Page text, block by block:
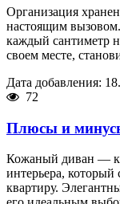
Организация
настоящим
каждый сантиметр
своем месте,
Дата добавления:
72
Плюсы и
Кожаный диван —
интерьера,
квартиру.